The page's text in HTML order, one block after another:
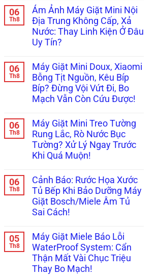
Thử
Ngay
Cách
Này!
Bỗng
Treo
Cứng,
Tối
Thui?
Thợ
Cách
Reset
Cấp
Cứu!
có
bình
luận
ở
Đừng
Bực
Bội!
Lý
Nhanh
Lỗi
Máy
Giặt
LG,
Không
Kết
Nối
Được
Wifi
(Smart
ThinQ/SmartThings)
06
Th8
Ám Ảnh Máy Giặt Mini Nội
Địa Trung Không Cấp, Xả
Nước: Thay Linh Kiện Ở Đâu
Uy Tín?
bình
luận
ở
Ám
Ảnh
Máy
Nội
Địa
Trung
Không
Cấp,
Xả
Thay
Linh
Kiện
Ở
Đâu
Uy
Tín?
06
Th8
Máy Giặt Mini Doux, Xiaomi
Bỗng Tịt Nguồn, Kêu Bíp
Bíp? Đừng Vội Vứt Đi, Bo
Mạch Vẫn Còn Cứu Được!
bình
luận
ở
Máy
Giặt
Mini
Xiaomi
Bỗng
Tịt
Nguồn,
Kêu
Bíp
Bíp?
Vứt
Đi,
Bo
Mạch
Vẫn
Còn
06
Th8
Máy Giặt Mini Treo Tường
Rung Lắc, Rò Nước Bục
Tường? Xử Lý Ngay Trước
Khi Quá Muộn!
bình
luận
ở
Máy
Giặt
Mini
Tường
Rung
Lắc,
Rò
Nước
Bục
Tường?
06
Th8
Cảnh Báo: Rước Họa Xước
Tủ Bếp Khi Bảo Dưỡng Máy
Giặt Bosch/Miele Âm Tủ
Sai Cách!
bình
luận
ở
Cảnh
Báo:
Rước
05
Th8
Máy Giặt Miele Báo Lỗi
WaterProof System: Cẩn
Thận Mất Vài Chục Triệu
Thay Bo Mạch!